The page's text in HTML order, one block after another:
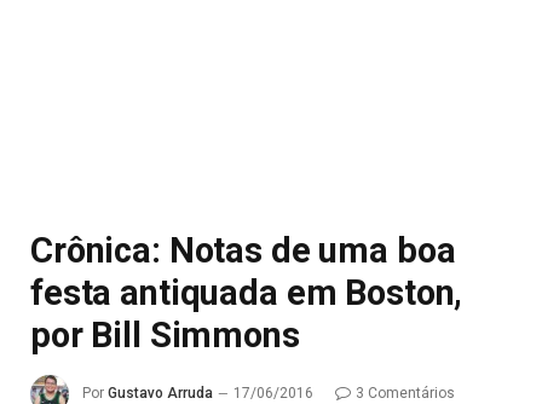
Crônica: Notas de uma boa
festa antiquada em Boston,
por Bill Simmons
Por Gustavo Arruda 17/06/2016
3 Comentários